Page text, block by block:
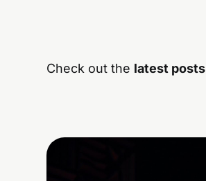
Check out the latest posts